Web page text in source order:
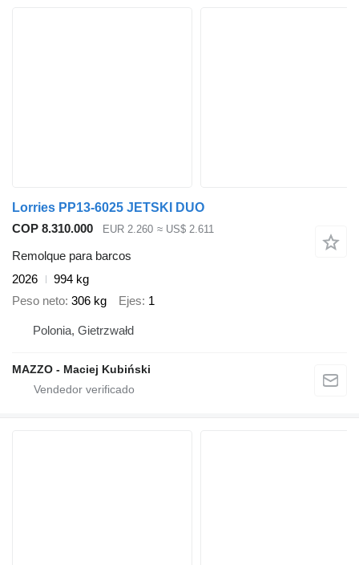
Lorries PP13-6025 JETSKI DUO
COP 8.310.000
EUR 2.260 ≈ US$ 2.611
Remolque para barcos
2026
994 kg
Peso neto 306 kg Ejes 1
Polonia, Gietrzwałd
MAZZO - Maciej Kubiński